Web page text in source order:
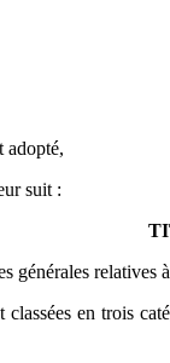
adopté,
suit :
générales relatives
en trois